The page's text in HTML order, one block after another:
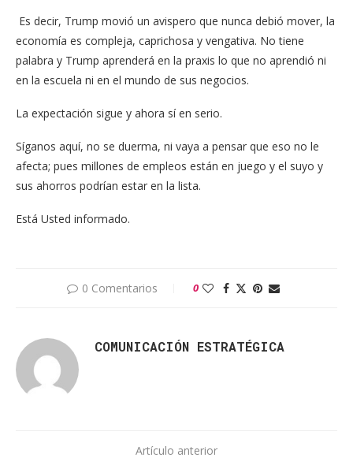
Es decir, Trump movió un avispero que nunca debió mover, la
economía es compleja, caprichosa y vengativa. No tiene
palabra y Trump aprenderá en la praxis lo que no aprendió ni
en la escuela ni en el mundo de sus negocios.
La expectación sigue y ahora sí en serio.
Síganos aquí, no se duerma, ni vaya a pensar que eso no le
afecta; pues millones de empleos están en juego y el suyo y
sus ahorros podrían estar en la lista.
Está Usted informado.
0 Comentarios 0
COMUNICACIÓN ESTRATÉGICA
Artículo anterior